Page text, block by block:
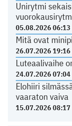
Unirytmi
05.08.2026 06:13
Mitä ovat
26.07.2026 19:16
Luteaalivaihe
24.07.2026 07:04
Elohiiri
vaaraton vaiva
15.07.2026 08:17